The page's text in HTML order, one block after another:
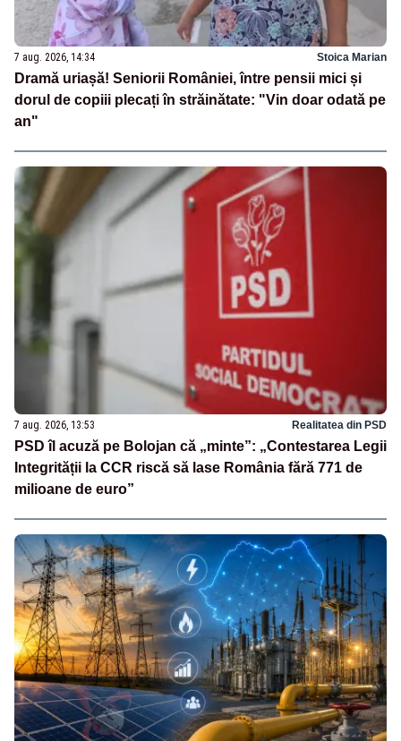
7 aug. 2026, 14:34 Stoica Marian
Dramă uriașă! Seniorii României, între pensii mici și
dorul de copiii plecați în străinătate: "Vin doar odată pe
an"
7 aug. 2026, 13:53 Realitatea din PSD
PSD îl acuză pe Bolojan că „minte”: „Contestarea Legii
Integrității la CCR riscă să lase România fără 771 de
milioane de euro”